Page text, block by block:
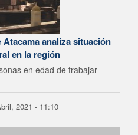
analiza situación
en la región
en edad de trabajar
2021 - 11:10